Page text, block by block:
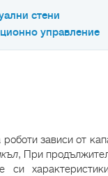
стени
управление
зависи от
, При
си